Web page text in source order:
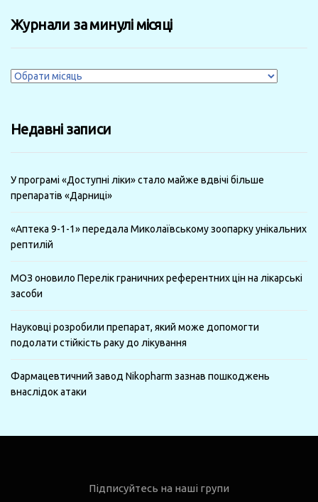
Журнали за минулі місяці
Журнали
місяці
Недавні записи
У програмі «Доступні ліки» стало майже вдвічі більше
препаратів «Дарниці»
«Аптека 9-1-1» передала Миколаївському зоопарку унікальних
рептилій
МОЗ оновило Перелік граничних референтних цін на лікарські
засоби
Науковці розробили препарат, який може допомогти
подолати стійкість раку до лікування
Фармацевтичний завод Nikopharm зазнав пошкоджень
внаслідок атаки
Підписуйтесь на наші групи